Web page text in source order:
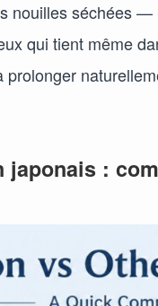
nouilles séchées
qui tient même
prolonger
japonais :